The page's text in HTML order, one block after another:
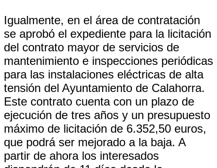
Igualmente, en el área de contratación
se aprobó el expediente para la licitación
del contrato mayor de servicios de
mantenimiento e inspecciones periódicas
para las instalaciones eléctricas de alta
tensión del Ayuntamiento de Calahorra.
Este contrato cuenta con un plazo de
ejecución de tres años y un presupuesto
máximo de licitación de 6.352,50 euros,
que podrá ser mejorado a la baja. A
partir de ahora los interesados